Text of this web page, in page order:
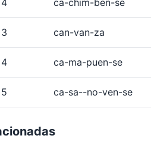
4 ca-chim-ben-se
3 can-van-za
4 ca-ma-puen-se
5 ca-sa--no-ven-se